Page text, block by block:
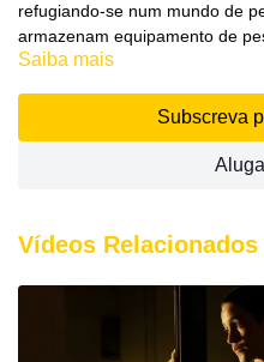
refugiando-se num mundo de
armazenam equipamento de
se deixam viver. Um local
que fervilha por momentos de
são haveres.
João Valentim Rodrigues,
Melhor Documentário,
Saiba mais
Subscreva
Vídeos Relacionados